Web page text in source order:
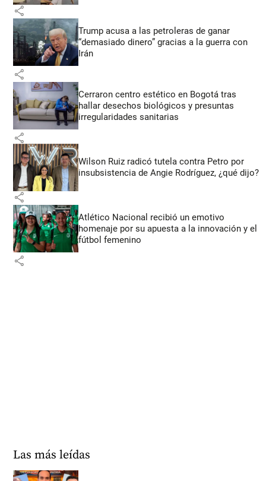
share
Trump acusa a las petroleras de ganar
“demasiado dinero” gracias a la guerra con
Irán
share
Cerraron centro estético en Bogotá tras
hallar desechos biológicos y presuntas
irregularidades sanitarias
share
Wilson Ruiz radicó tutela contra Petro por
insubsistencia de Angie Rodríguez, ¿qué dijo?
share
Atlético Nacional recibió un emotivo
homenaje por su apuesta a la innovación y el
fútbol femenino
share
Las más leídas